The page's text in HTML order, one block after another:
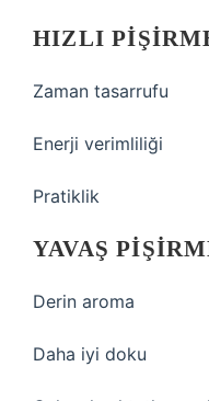
HIZLI
Zaman tasarrufu
Enerji verimliliği
Pratiklik
YAVAŞ
Derin aroma
Daha iyi doku